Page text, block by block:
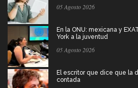
05 Agosto 2026
En la ONU: mexicana y
York a la juventud
05 Agosto 2026
El escritor que dice que la
contada